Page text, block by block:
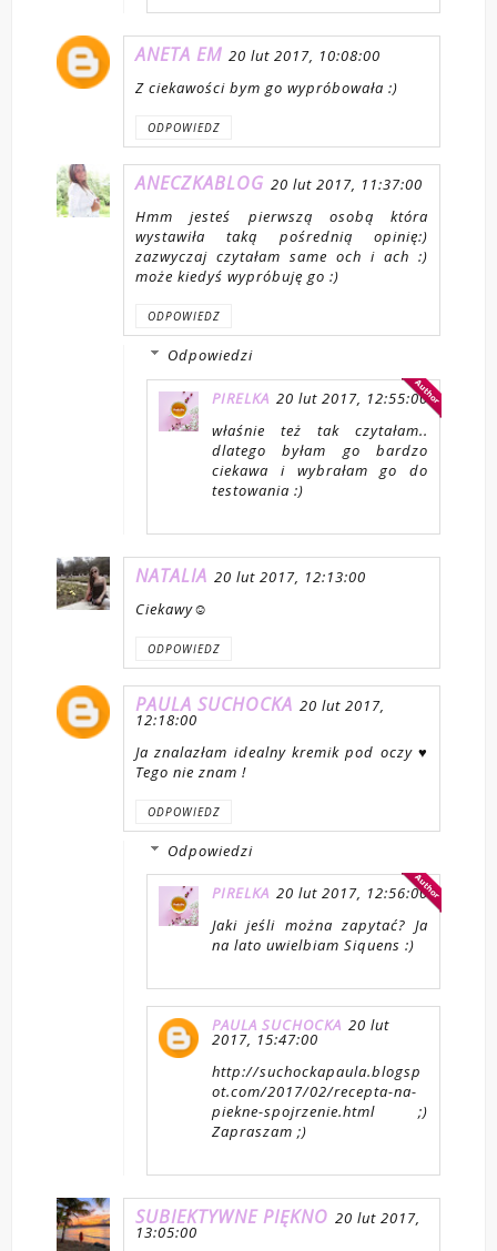
ANETA EM 20 lut 2017, 10:08:00
Z ciekawości bym go wypróbowała :)
ODPOWIEDZ
ANECZKABLOG 20 lut 2017, 11:37:00
Hmm jesteś pierwszą osobą która
wystawiła taką pośrednią opinię:)
zazwyczaj czytałam same och i ach :)
może kiedyś wypróbuję go :)
ODPOWIEDZ
Odpowiedzi
PIRELKA 20 lut 2017, 12:55:00
właśnie też tak czytałam..
dlatego byłam go bardzo
ciekawa i wybrałam go do
testowania :)
NATALIA 20 lut 2017, 12:13:00
Ciekawy☺
ODPOWIEDZ
PAULA SUCHOCKA 20 lut 2017,
12:18:00
Ja znalazłam idealny kremik pod oczy ♥
Tego nie znam !
ODPOWIEDZ
Odpowiedzi
PIRELKA 20 lut 2017, 12:56:00
Jaki jeśli można zapytać? Ja
na lato uwielbiam Siquens :)
PAULA SUCHOCKA 20 lut
2017, 15:47:00
http://suchockapaula.blogsp
ot.com/2017/02/recepta-na-
piekne-spojrzenie.html ;)
Zapraszam ;)
SUBIEKTYWNE PIĘKNO 20 lut 2017,
13:05:00